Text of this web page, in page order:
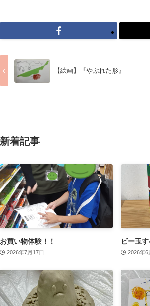
【絵画】『やぶれた形』
新着記事
お買い物体験！！
2026年7月17日
ビー玉
2026年6